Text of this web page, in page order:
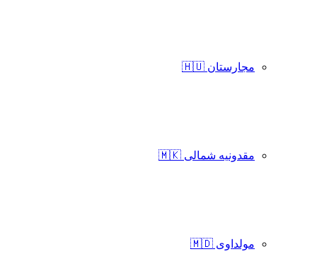
مجارستان 🇭🇺
مقدونیه شمالی 🇲🇰
مولداوی 🇲🇩